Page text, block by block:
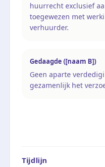
huurrecht exclusief
toegewezen met
verhuurder.
Gedaagde ([naam B])
Geen aparte
gezamenlijk het
Tijdlijn